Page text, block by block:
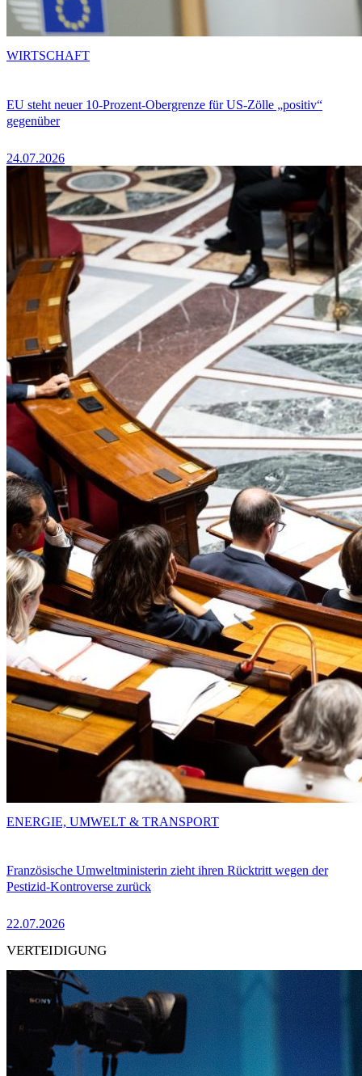
EU steht neuer 10-Prozent-Obergrenze für US-Zölle „positiv“
gegenüber
24.07.2026
WIRTSCHAFT
Französische Umweltministerin zieht ihren Rücktritt wegen der
Pestizid-Kontroverse zurück
22.07.2026
ENERGIE, UMWELT & TRANSPORT
VERTEIDIGUNG